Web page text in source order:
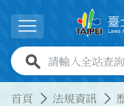
展開選單
全站查詢關鍵字
首頁 法規資訊